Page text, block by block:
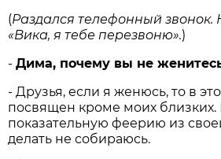
(Раздался телефонный звонок.
«Вика, я тебе перезвоню».)
-Дима, почему вы не
- Друзья, если я женюсь, то в
посвящен кроме моих близких.
показательную феерию из
делать не собираюсь.